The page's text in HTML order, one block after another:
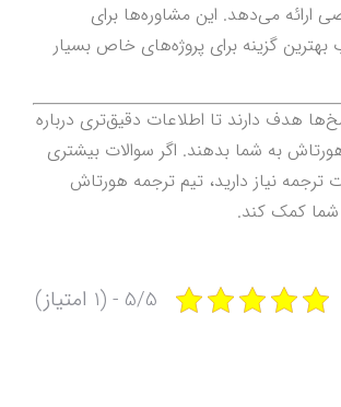
می‌دهد. این مشاوره‌ها برای
بهترین گزینه برای پروژه‌های خاص بسیار
هدف دارند تا اطلاعات دقیق‌تری درباره
به شما بدهند. اگر سوالات بیشتری
ترجمه نیاز دارید، تیم ترجمه هورتاش
شما کمک کند.
5/5 - (1 امتیاز)